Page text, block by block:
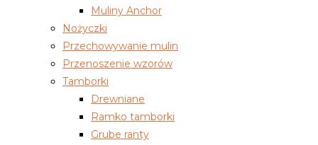
Muliny Anchor
Nożyczki
Przechowywanie mulin
Przenoszenie wzorów
Tamborki
Drewniane
Ramko tamborki
Grube ranty